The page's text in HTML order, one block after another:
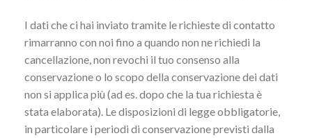
I dati che ci hai inviato tramite le richieste di contatto
rimarranno con noi fino a quando non ne richiedi la
cancellazione, non revochi il tuo consenso alla
conservazione o lo scopo della conservazione dei dati
non si applica più (ad es. dopo che la tua richiesta è
stata elaborata). Le disposizioni di legge obbligatorie,
in particolare i periodi di conservazione previsti dalla